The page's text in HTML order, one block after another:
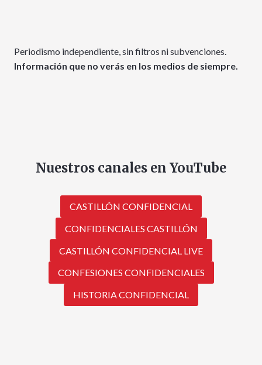
Periodismo independiente, sin filtros ni subvenciones.
Información que no verás en los medios de siempre.
Nuestros canales en YouTube
CASTILLÓN CONFIDENCIAL
CONFIDENCIALES CASTILLÓN
CASTILLÓN CONFIDENCIAL LIVE
CONFESIONES CONFIDENCIALES
HISTORIA CONFIDENCIAL